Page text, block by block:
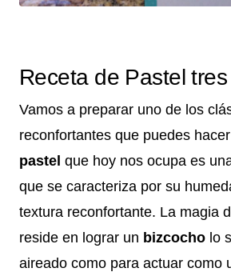
Receta de Pastel
Vamos a preparar uno de los
reconfortantes que puedes
pastel que hoy nos ocupa es
que se caracteriza por su
textura reconfortante. La magia
reside en lograr un bizcocho lo
aireado como para actuar como